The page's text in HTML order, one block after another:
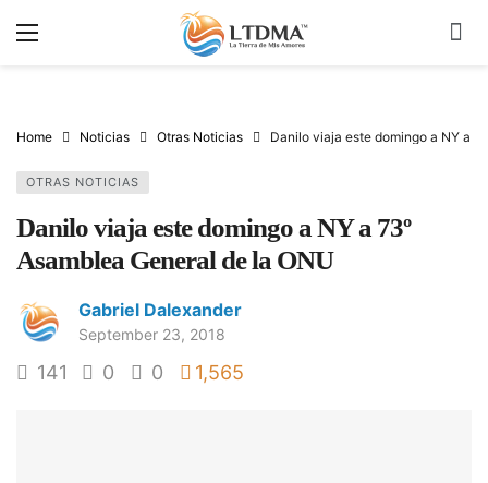
Home Noticias Otras Noticias Danilo viaja este domingo a NY a
OTRAS NOTICIAS
Danilo viaja este domingo a NY a 73º
Asamblea General de la ONU
Gabriel Dalexander
September 23, 2018
141 0 0 1,565